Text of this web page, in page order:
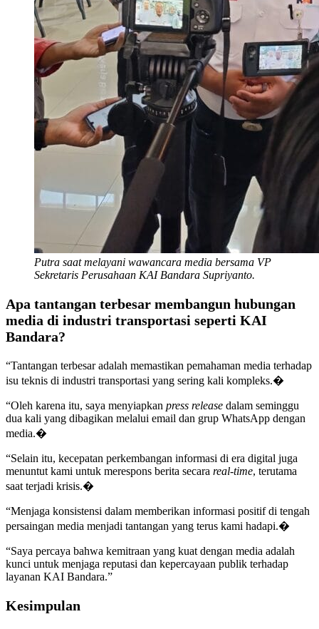
Putra saat melayani wawancara media bersama VP
Sekretaris Perusahaan KAI Bandara Supriyanto.
Apa tantangan terbesar membangun hubungan
media di industri transportasi seperti KAI
Bandara?
“Tantangan terbesar adalah memastikan pemahaman media terhadap
isu teknis di industri transportasi yang sering kali kompleks.�
“Oleh karena itu, saya menyiapkan press release dalam seminggu
dua kali yang dibagikan melalui email dan grup WhatsApp dengan
media.�
“Selain itu, kecepatan perkembangan informasi di era digital juga
menuntut kami untuk merespons berita secara real-time, terutama
saat terjadi krisis.�
“Menjaga konsistensi dalam memberikan informasi positif di tengah
persaingan media menjadi tantangan yang terus kami hadapi.�
“Saya percaya bahwa kemitraan yang kuat dengan media adalah
kunci untuk menjaga reputasi dan kepercayaan publik terhadap
layanan KAI Bandara.”
Kesimpulan